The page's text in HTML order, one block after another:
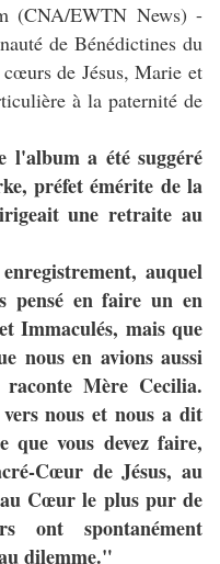
(CNA/EWTN News) -
de Bénédictines du
de Jésus, Marie et
à la paternité de
l'album a été suggéré
préfet émérite de la
une retraite au
auquel
pensé en faire un en
Immaculés, mais que
nous en avions aussi
Mère Cecilia.
nous et nous a dit
que vous devez faire,
Cœur de Jésus, au
Cœur le plus pur de
ont spontanément
dilemme."